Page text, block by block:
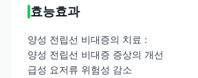
효능효과
양성 전립선 비대증의 치료 :
양성 전립선 비대증 증상의 개선
급성 요저류 위험성 감소